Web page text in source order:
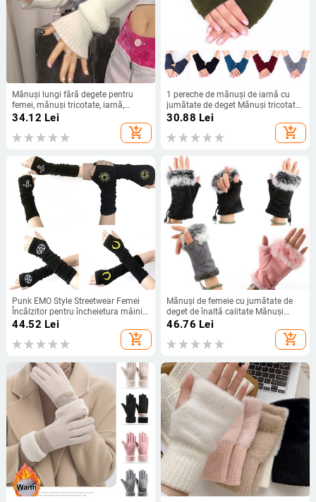
Mănuși lungi fără degete pentru
femei, mănuși tricotate, iarnă,
încălzitor de brațe, punk gotic,
mănuși de tricotat DIY, Y2K pentru
fete, mănuși solide, mâneci de braț
34.12 Lei
add_shopping_cart
1 pereche de mănuși de iarnă cu
jumătate de deget Mănuși tricotate
fără degete Manșetă caldă cu
Încălzitor de mâini scurte elastic
30.88 Lei
add_shopping_cart
Punk EMO Style Streetwear Femei
Încălzitor pentru încheietura mâinii
Mănuși lungi fără degete Mănuși
neagră Mănuși de Halloween Cruce
Lună întunecată
44.52 Lei
add_shopping_cart
Mănuși de femeie cu jumătate de
deget de înaltă calitate Mănuși
drăguțe din piele de pluș cu păr de
iepure artificial pentru încheietura
mâinii mănuși fără degete pentru
46.76 Lei
add_shopping_cart